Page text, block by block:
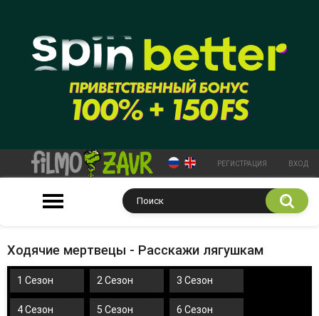
РЕГИСТРАЦИЯ ВХОД
Ходячие мертвецы - Расскажи лягушкам
1 Сезон 2 Сезон 3 Сезон
4 Сезон 5 Сезон 6 Сезон